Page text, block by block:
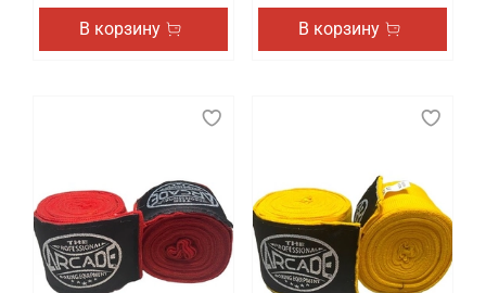
В корзину В корзину